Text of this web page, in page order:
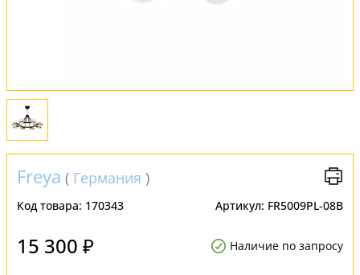
Freya ( Германия )
Код товара: 170343 Артикул: FR5009PL-08B
15 300 ₽ Наличие по запросу